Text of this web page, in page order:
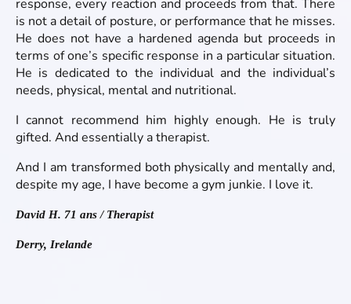
response, every reaction and proceeds from that. There
is not a detail of posture, or performance that he misses.
He does not have a hardened agenda but proceeds in
terms of one’s specific response in a particular situation.
He is dedicated to the individual and the individual’s
needs, physical, mental and nutritional.
I cannot recommend him highly enough. He is truly
gifted. And essentially a therapist.
And I am transformed both physically and mentally and,
despite my age, I have become a gym junkie. I love it.
David H. 71 ans / Therapist
Derry, Irelande